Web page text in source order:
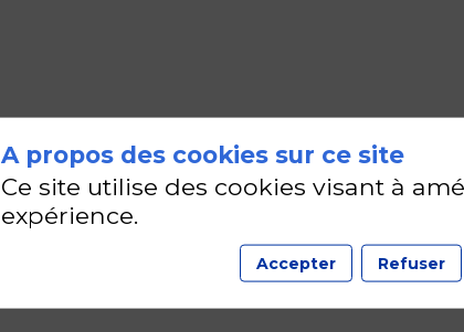
A propos des cookies sur ce site
Ce site utilise des cookies visant à
expérience.
Accepter Refuser